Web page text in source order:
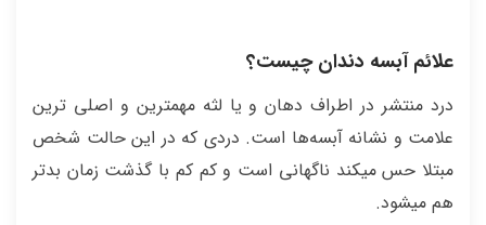
علائم آبسه دندان چیست؟
درد منتشر در اطراف دهان و یا لثه مهمترین و اصلی ترین
علامت و نشانه آبسه‌ها است. دردی که در این حالت شخص
مبتلا حس میکند ناگهانی است و کم کم با گذشت زمان بدتر
هم میشود.